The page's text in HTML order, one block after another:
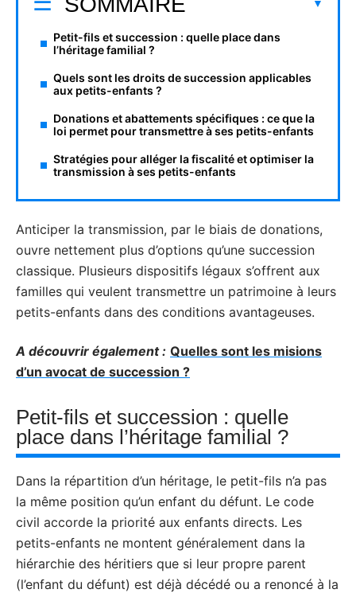
Petit-fils et succession : quelle place dans
l’héritage familial ?
Quels sont les droits de succession applicables
aux petits-enfants ?
Donations et abattements spécifiques : ce que la
loi permet pour transmettre à ses petits-enfants
Stratégies pour alléger la fiscalité et optimiser la
transmission à ses petits-enfants
Anticiper la transmission, par le biais de donations,
ouvre nettement plus d’options qu’une succession
classique. Plusieurs dispositifs légaux s’offrent aux
familles qui veulent transmettre un patrimoine à leurs
petits-enfants dans des conditions avantageuses.
A découvrir également : Quelles sont les misions
d’un avocat de succession ?
Petit-fils et succession : quelle
place dans l’héritage familial ?
Dans la répartition d’un héritage, le petit-fils n’a pas
la même position qu’un enfant du défunt. Le code
civil accorde la priorité aux enfants directs. Les
petits-enfants ne montent généralement dans la
hiérarchie des héritiers que si leur propre parent
(l’enfant du défunt) est déjà décédé ou a renoncé à la